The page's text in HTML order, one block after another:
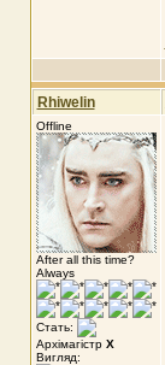
Rhiwelin
Offline
After all this time?
Always
Стать:
Архімагістр X
Вигляд: